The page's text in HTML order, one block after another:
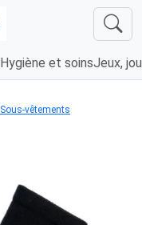
Hygiène et soinsJeux,
Sous-vêtements